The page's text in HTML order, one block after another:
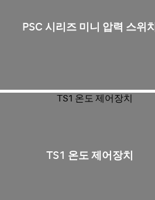
PSC 시리즈 미니 압력 스위치
TS1 온도 제어장치